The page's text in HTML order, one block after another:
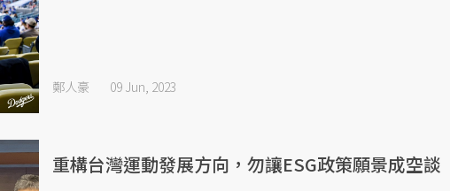
鄭人豪 09 Jun, 2023
重構台灣運動發展方向，勿讓ESG政策願景成空談